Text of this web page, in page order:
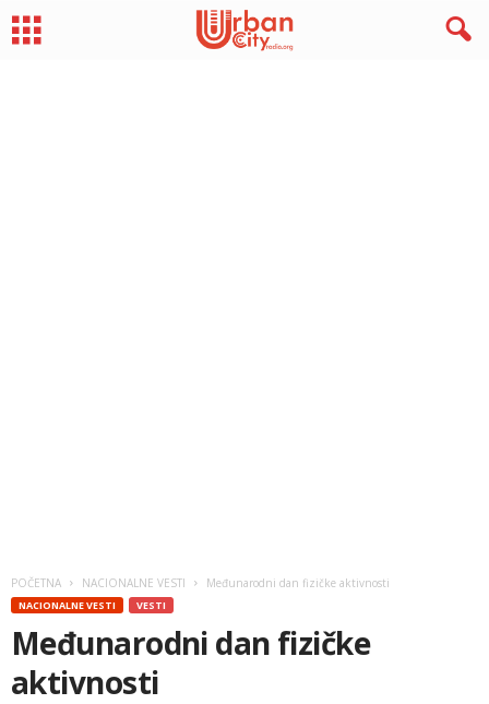
POČETNA NACIONALNE VESTI Međunarodni dan fizičke aktivnosti
NACIONALNE VESTI VESTI
Međunarodni dan fizičke
aktivnosti